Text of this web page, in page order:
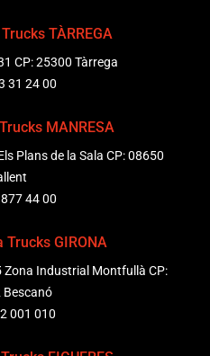
TÀRREGA
CP: 25300 Tàrrega
31 24 00
MANRESA
Plans de la Sala CP: 08650
44 00
Trucks GIRONA
Zona Industrial Montfullà CP:
Bescanó
001 010